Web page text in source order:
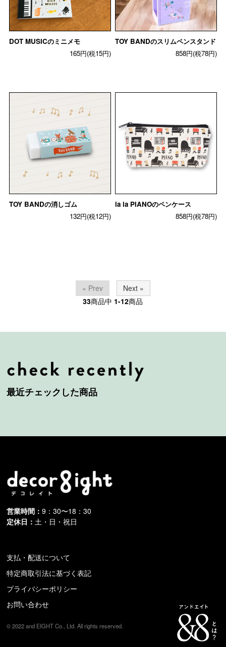
DOT MUSICのミニメモ
165円(税15円)
TOY BANDのスリムペンスタンド
858円(税78円)
TOY BANDの消しゴム
132円(税12円)
la la PIANOのペンケース
858円(税78円)
« Prev
Next »
33商品中 1-12商品
最近チェックした商品
営業時間：9：30〜18：30
定休日：土・日・祝日
支払・配送について
特定商取引法に基づく表記
プライバシーポリシー
お問い合わせ
© 2022 and EIGHT Co., Ltd. All rights reserved.